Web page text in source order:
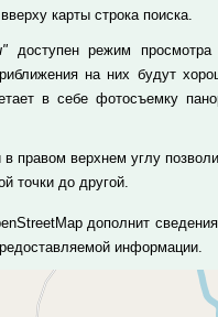
карты строка поиска.
доступен режим
на них будут
в себе фотосъемку
правом верхнем углу
точки до другой.
дополнит
информации.